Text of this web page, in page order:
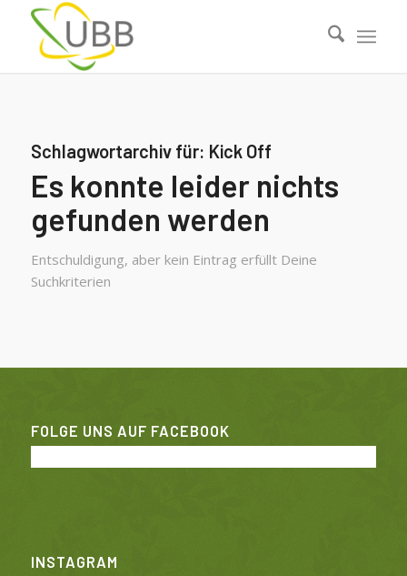
Schlagwortarchiv für: Kick Off
Es konnte leider nichts
gefunden werden
Entschuldigung, aber kein Eintrag erfüllt Deine
Suchkriterien
FOLGE UNS AUF FACEBOOK
INSTAGRAM